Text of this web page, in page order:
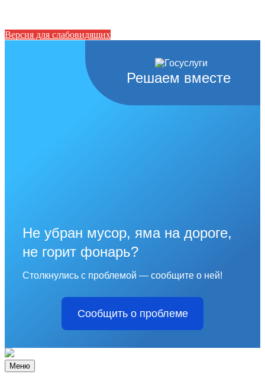
Версия для слабовидящих
Решаем вместе
Не убран мусор, яма на дороге,
не горит фонарь?
Столкнулись с проблемой — сообщите о ней!
Сообщить о проблеме
Меню